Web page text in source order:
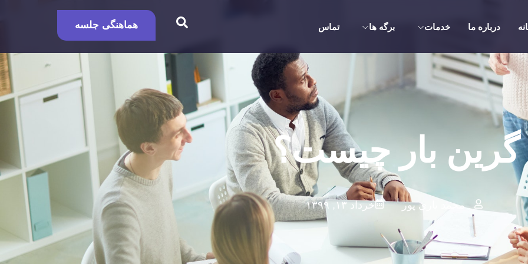
درباره ما خدمات برگه ها تماس هماهنگی جلسه
گرین بار چیست؟
محمد یاری پور خرداد ۱۳, ۱۳۹۹